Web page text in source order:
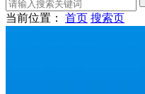
当前位置： 首页 搜索页